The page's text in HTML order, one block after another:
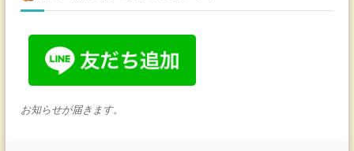
お知らせが届きます。